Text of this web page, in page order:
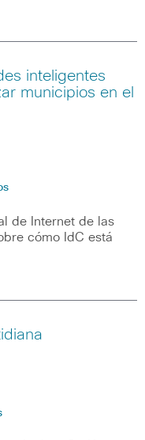
inteligentes
municipios en el
de Internet de las
cómo IdC está